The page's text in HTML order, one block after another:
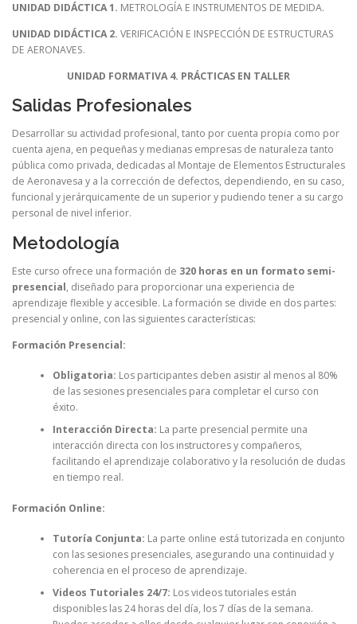
UNIDAD DIDÁCTICA 1. METROLOGÍA E INSTRUMENTOS DE MEDIDA.
UNIDAD DIDÁCTICA 2. VERIFICACIÓN E INSPECCIÓN DE ESTRUCTURAS
DE AERONAVES.
UNIDAD FORMATIVA 4. PRÁCTICAS EN TALLER
Salidas Profesionales
Desarrollar su actividad profesional, tanto por cuenta propia como por
cuenta ajena, en pequeñas y medianas empresas de naturaleza tanto
pública como privada, dedicadas al Montaje de Elementos Estructurales
de Aeronavesa y a la corrección de defectos, dependiendo, en su caso,
funcional y jerárquicamente de un superior y pudiendo tener a su cargo
personal de nivel inferior.
Metodología
Este curso ofrece una formación de 320 horas en un formato semi-
presencial, diseñado para proporcionar una experiencia de
aprendizaje flexible y accesible. La formación se divide en dos partes:
presencial y online, con las siguientes características:
Formación Presencial:
Obligatoria: Los participantes deben asistir al menos al 80%
de las sesiones presenciales para completar el curso con
éxito.
Interacción Directa: La parte presencial permite una
interacción directa con los instructores y compañeros,
facilitando el aprendizaje colaborativo y la resolución de dudas
en tiempo real.
Formación Online:
Tutoría Conjunta: La parte online está tutorizada en conjunto
con las sesiones presenciales, asegurando una continuidad y
coherencia en el proceso de aprendizaje.
Videos Tutoriales 24/7: Los videos tutoriales están
disponibles las 24 horas del día, los 7 días de la semana.